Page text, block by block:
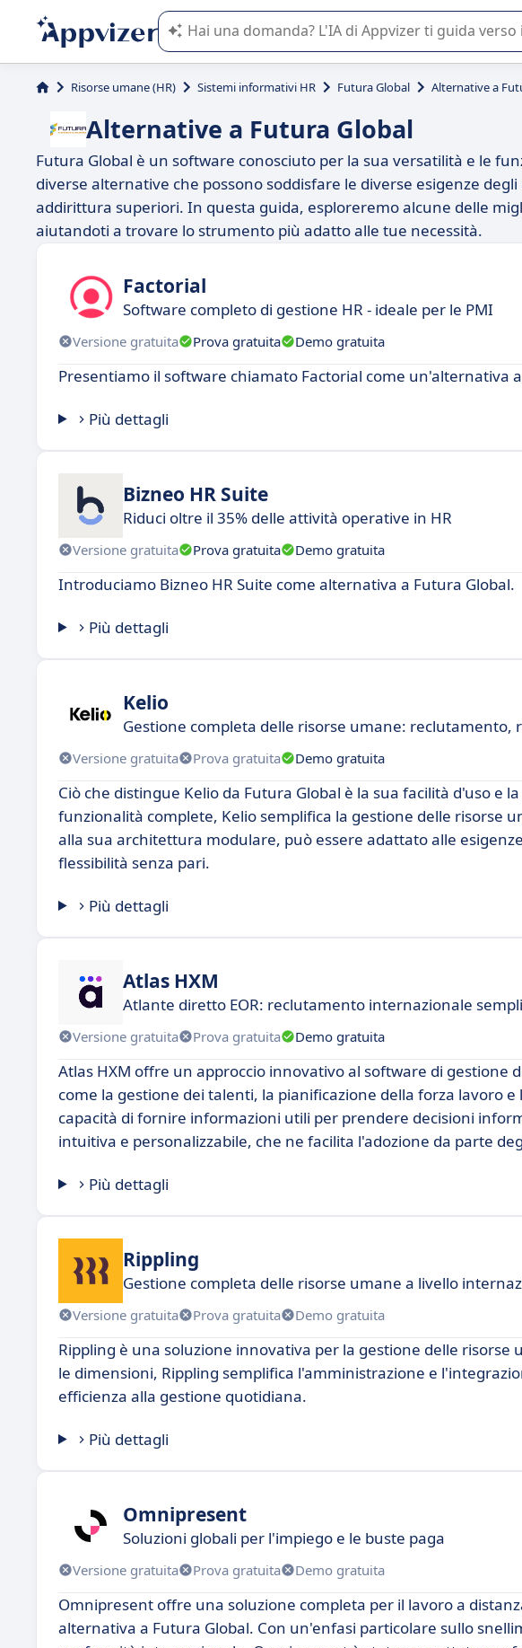
L'IA di Appvizer vi guida nell'utilizzo o nella scelta di un
Risorse umane (HR) Sistemi informativi HR Futura Global Alternative a
Alternative a Futura Global
Futura Global è un software conosciuto per la sua versatilità e le
diverse alternative che possono soddisfare le diverse esigenze
addirittura superiori. In questa guida, esploreremo alcune delle
aiutandoti a trovare lo strumento più adatto alle tue necessità.
Factorial
Software completo di gestione HR - ideale per le PMI
Versione gratuita Prova gratuita Demo gratuita
Presentiamo il software chiamato Factorial come un'alternativa
Più dettagli
Bizneo HR Suite
Riduci oltre il 35% delle attività operative in HR
Versione gratuita Prova gratuita Demo gratuita
Introduciamo Bizneo HR Suite come alternativa a Futura Global.
Più dettagli
Kelio
Gestione completa delle risorse umane:
Versione gratuita Prova gratuita Demo gratuita
Ciò che distingue Kelio da Futura Global è la sua facilità d'uso e
funzionalità complete, Kelio semplifica la gestione delle risorse
alla sua architettura modulare, può essere adattato alle
flessibilità senza pari.
Più dettagli
Atlas HXM
Atlante diretto EOR: reclutamento internazionale
Versione gratuita Prova gratuita Demo gratuita
Atlas HXM offre un approccio innovativo al software di
come la gestione dei talenti, la pianificazione della forza lavoro
capacità di fornire informazioni utili per prendere decisioni
intuitiva e personalizzabile, che ne facilita l'adozione da parte
Più dettagli
Rippling
Gestione completa delle risorse umane a livello
Versione gratuita Prova gratuita Demo gratuita
Rippling è una soluzione innovativa per la gestione delle
le dimensioni, Rippling semplifica l'amministrazione e
efficienza alla gestione quotidiana.
Più dettagli
Omnipresent
Soluzioni globali per l'impiego e le buste paga
Versione gratuita Prova gratuita Demo gratuita
Omnipresent offre una soluzione completa per il lavoro a
alternativa a Futura Global. Con un'enfasi particolare sullo